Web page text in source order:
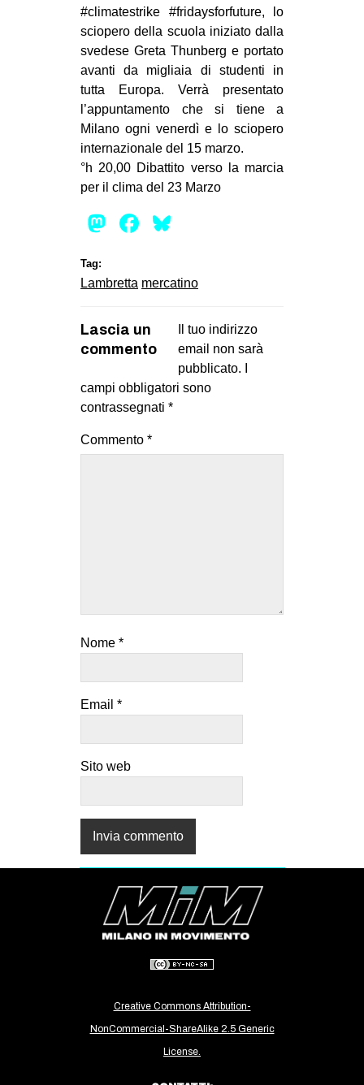
EVENTI
in
Fb
tw
#climatestrike #fridaysforfuture, lo
sciopero della scuola iniziato dalla
svedese Greta Thunberg e portato
avanti da migliaia di studenti in
tutta Europa. Verrà presentato
l’appuntamento che si tiene a
Milano ogni venerdì e lo sciopero
internazionale del 15 marzo.
°h 20,00 Dibattito verso la marcia
per il clima del 23 Marzo
Mastodon
Facebook
Tag:
Lambretta mercatino
Lascia un
commento
Il tuo indirizzo
email non sarà
pubblicato.
campi obbligatori sono
contrassegnati *
Commento *
Nome *
Email *
Sito web
Creative Commons Attribution-
NonCommercial-ShareAlike 2.5 Generic
License.